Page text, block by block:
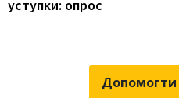
уступки: опрос